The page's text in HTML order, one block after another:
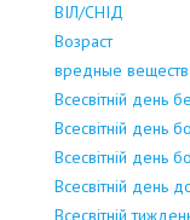
ВІЛ/СНІД
Возраст
вредные
Всесвітній день
Всесвітній день
Всесвітній день
Всесвітній день
Всесвітній